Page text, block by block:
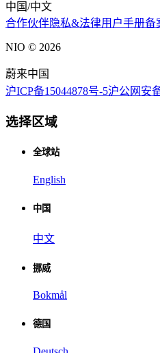
中国/中文
合作伙伴隐私&法律用户手册备
NIO © 2026
蔚来中国
沪ICP备15044878号-5沪公网安
选择区域
全球站
English
中国
中文
挪威
Bokmål
德国